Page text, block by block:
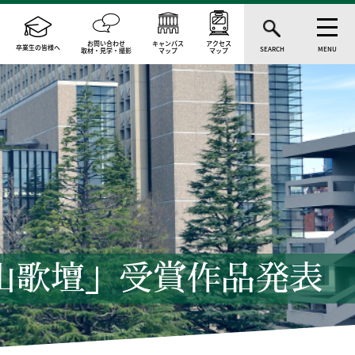
卒業生の皆様へ お問い合わせ
取材・見学・撮影
キャンパス
マップ
アクセス
マップ SEARCH MENU
歌壇」受賞作品発表